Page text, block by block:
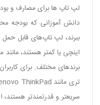
لپ تاپ ها برای مصارف و
دانش ‌آموزانی که بودجه
برندهای مختلف. برای